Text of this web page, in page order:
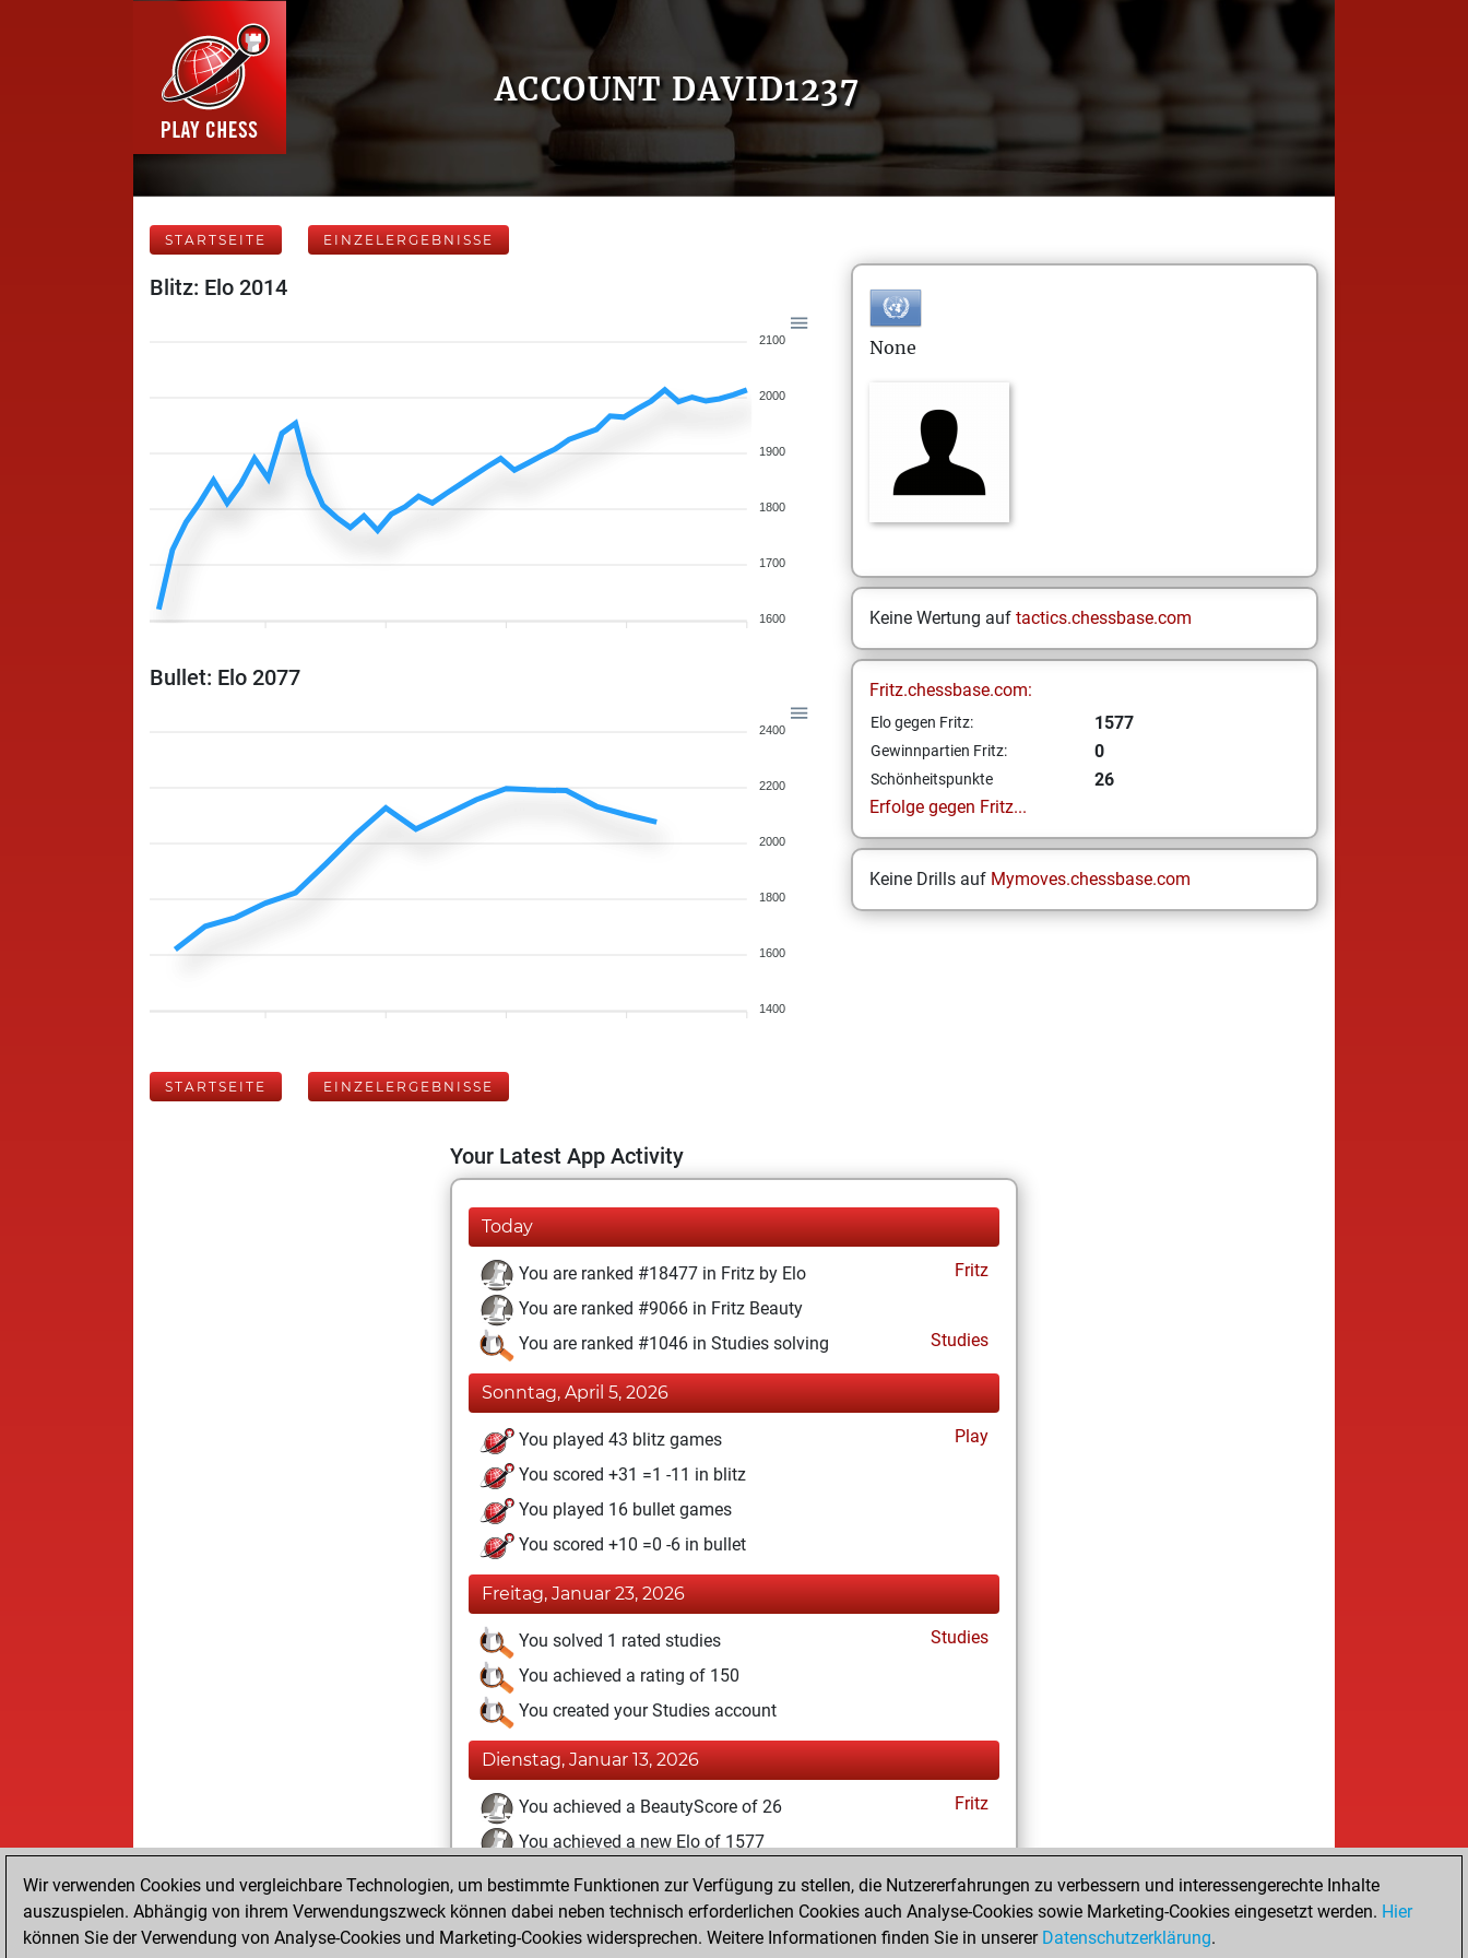
ACCOUNT DAVID1237
STARTSEITE EINZELERGEBNISSE
Blitz: Elo 2014
2100
2000
1900
1800
1700
1600
Bullet: Elo 2077
2400
2200
2000
1800
1600
1400
None
Keine Wertung auf tactics.chessbase.com
Fritz.chessbase.com:
Elo gegen Fritz: 1577
Gewinnpartien Fritz: 0
Schönheitspunkte
26
Erfolge gegen Fritz...
Keine Drills auf Mymoves.chessbase.com
STARTSEITE EINZELERGEBNISSE
Your Latest App Activity
Today
You are ranked #18477 in Fritz by Elo
Fritz
You are ranked #9066 in Fritz Beauty
You are ranked #1046 in Studies solving
Studies
Sonntag, April 5, 2026
You played 43 blitz games
Play
You scored +31 =1 -11 in blitz
You played 16 bullet games
You scored +10 =0 -6 in bullet
Freitag, Januar 23, 2026
You solved 1 rated studies
Studies
You achieved a rating of 150
You created your Studies account
Dienstag, Januar 13, 2026
You achieved a BeautyScore of 26
Fritz
You achieved a new Elo of 1577
Sonntag, Januar 11, 2026
You created your Fritz account Fritz
Wir verwenden Cookies und vergleichbare Technologien, um bestimmte Funktionen zur Verfügung zu stellen, die Nutzererfahrungen zu verbessern und interessengerechte Inhalte
auszuspielen. Abhängig von ihrem Verwendungszweck können dabei neben technisch erforderlichen Cookies auch Analyse-Cookies sowie Marketing-Cookies eingesetzt werden. Hier
können Sie der Verwendung von Analyse-Cookies und Marketing-Cookies widersprechen. Weitere Informationen finden Sie in unserer Datenschutzerklärung.